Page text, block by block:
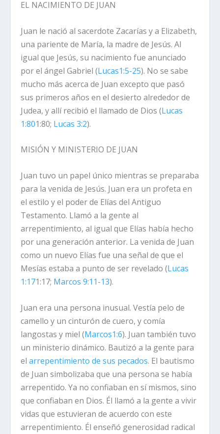
EL NACIMIENTO DE JUAN
Juan le nació al sacerdote Zacarías y a Elizabeth,
una pariente de María, la madre de Jesús. Al
igual que Jesús, su nacimiento fue anunciado
por el ángel Gabriel (Lucas1:5-25). No se sabe
mucho más acerca de Juan excepto que pasó
sus primeros años en el desierto alrededor de
Judea, y allí recibió el llamado de Dios (Lucas
1:801:80; Lucas 3:2).
MISIÓN Y MINISTERIO DE JUAN
Juan tuvo un papel único mientras se preparaba
para la venida de Jesús. Juan era un profeta en
el estilo y el poder de Elías del Antiguo
Testamento. Llamó a la gente al
arrepentimiento, al igual que Elías había hecho
por una generación anterior. La venida de Juan
como un nuevo Elías fue una señal de que el
Mesías estaba a punto de ser revelado (Lucas
1:171:17; Marcos 9:11-13).
Juan era una persona inusual. Vestía pelo de
camello y un cinturón de cuero, y comía
langostas y miel (Marcos1:6). Juan también tuvo
un ministerio dinámico. Bautizó a la gente para
elarrepentimiento de sus pecados. El bautismo
de Juan simbolizaba que una persona se había
arrepentido. Ya no confiaban en sí mismos, sino
que confiaban en Dios. Él llamó a la gente a vivir
vidas que estuvieran de acuerdo con este
arrepentimiento. Él enseñó generosidad radical